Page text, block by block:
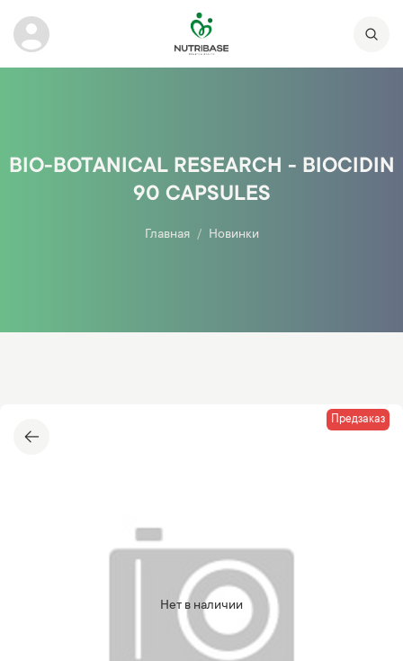
BIO-BOTANICAL RESEARCH - BIOCIDIN
90 CAPSULES
Главная Новинки
Нет в наличии
Предзаказ